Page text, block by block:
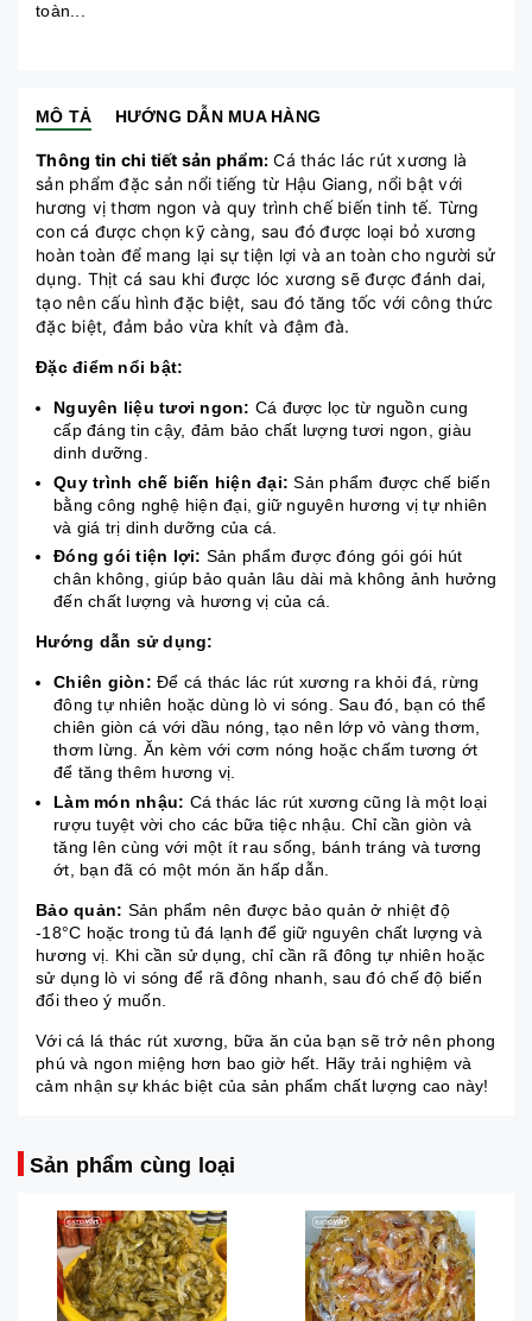
toàn...
MÔ TẢ HƯỚNG DẪN MUA HÀNG
Thông tin chi tiết sản phẩm: Cá thác lác rút xương là
sản phẩm đặc sản nổi tiếng từ Hậu Giang, nổi bật với
hương vị thơm ngon và quy trình chế biến tinh tế. Từng
con cá được chọn kỹ càng, sau đó được loại bỏ xương
hoàn toàn để mang lại sự tiện lợi và an toàn cho người sử
dụng. Thịt cá sau khi được lóc xương sẽ được đánh dai,
tạo nên cấu hình đặc biệt, sau đó tăng tốc với công thức
đặc biệt, đảm bảo vừa khít và đậm đà.
Đặc điểm nổi bật:
Nguyên liệu tươi ngon: Cá được lọc từ nguồn cung
cấp đáng tin cậy, đảm bảo chất lượng tươi ngon, giàu
dinh dưỡng.
Quy trình chế biến hiện đại: Sản phẩm được chế biến
bằng công nghệ hiện đại, giữ nguyên hương vị tự nhiên
và giá trị dinh dưỡng của cá.
Đóng gói tiện lợi: Sản phẩm được đóng gói gói hút
chân không, giúp bảo quản lâu dài mà không ảnh hưởng
đến chất lượng và hương vị của cá.
Hướng dẫn sử dụng:
Chiên giòn: Để cá thác lác rút xương ra khỏi đá, rừng
đông tự nhiên hoặc dùng lò vi sóng. Sau đó, bạn có thể
chiên giòn cá với dầu nóng, tạo nên lớp vỏ vàng thơm,
thơm lừng. Ăn kèm với cơm nóng hoặc chấm tương ớt
để tăng thêm hương vị.
Làm món nhậu: Cá thác lác rút xương cũng là một loại
rượu tuyệt vời cho các bữa tiệc nhậu. Chỉ cần giòn và
tăng lên cùng với một ít rau sống, bánh tráng và tương
ớt, bạn đã có một món ăn hấp dẫn.
Bảo quản: Sản phẩm nên được bảo quản ở nhiệt độ
-18°C hoặc trong tủ đá lạnh để giữ nguyên chất lượng và
hương vị. Khi cần sử dụng, chỉ cần rã đông tự nhiên hoặc
sử dụng lò vi sóng để rã đông nhanh, sau đó chế độ biến
đổi theo ý muốn.
Với cá lá thác rút xương, bữa ăn của bạn sẽ trở nên phong
phú và ngon miệng hơn bao giờ hết. Hãy trải nghiệm và
cảm nhận sự khác biệt của sản phẩm chất lượng cao này!
Sản phẩm cùng loại